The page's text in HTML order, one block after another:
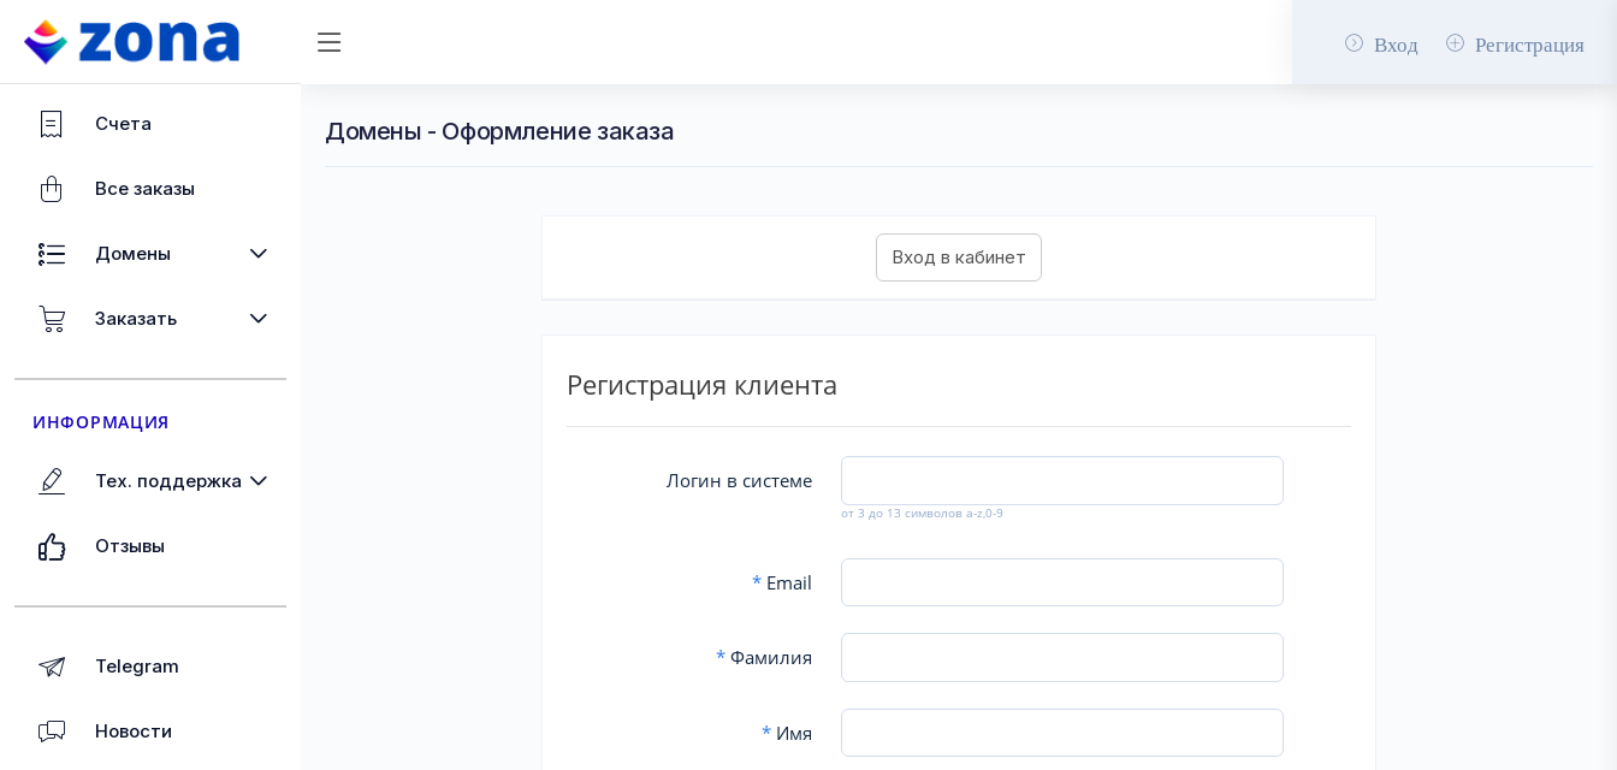
Вход Регистрация
Счета
Все заказы
Домены
Заказать
ИНФОРМАЦИЯ
Тех. поддержка
Отзывы
Telegram
Новости
Домены - Оформление заказа
Регистрация клиента
Логин в системе
от 3 до 13 символов a-z,0-9
*Email
*Фамилия
*Имя